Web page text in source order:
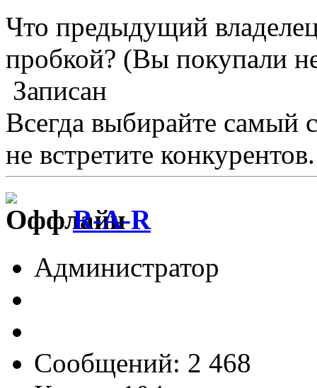
Что предыдущий
пробкой? (Вы покупали
Записан
Всегда выбирайте
не встретите конкурентов.
R-A-R
Администратор
Сообщений: 2 468